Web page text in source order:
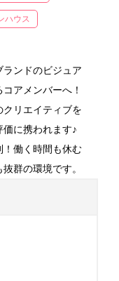
ハウス
ンドのビジュア
アメンバーへ！
リエイティブを
に携われます♪
働く時間も休む
群の環境です。